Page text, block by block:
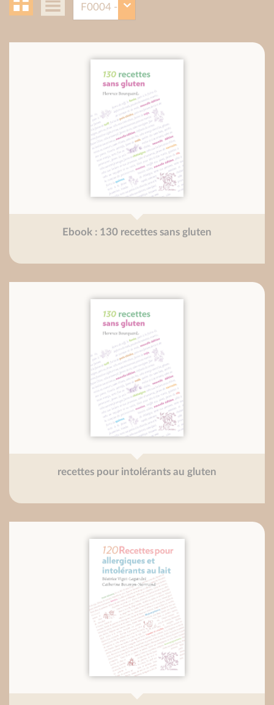
Ebook : 130 recettes sans gluten
recettes pour intolérants au gluten